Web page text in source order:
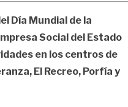
Día Mundial de la
Social del Estado
en los centros de
El Recreo, Porfía y